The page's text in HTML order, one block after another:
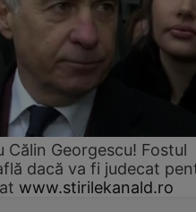
Călin Georgescu! Fostul
dacă va fi judecat
www.stirilekanald.ro